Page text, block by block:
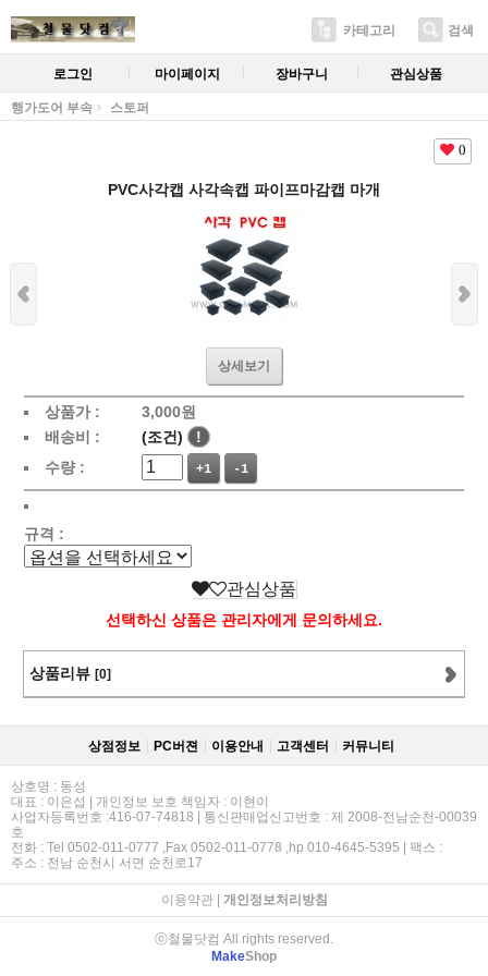
카테고리 검색
로그인 마이페이지 장바구니 관심상품
행가도어 부속 스토퍼
0
PVC사각캡 사각속캡 파이프마감캡 마개
상세보기
상품가 : 3,000원
배송비 :
(조건)
!
수량 :
+1 -1
규격 :
관심상품
선택하신 상품은 관리자에게 문의하세요.
상품리뷰 [0]
상점정보 PC버젼 이용안내 고객센터 커뮤니티
상호명 : 동성
대표 : 이은섭 | 개인정보 보호 책임자 : 이현이
사업자등록번호 :416-07-74818 | 통신판매업신고번호 : 제 2008-전남순천-00039
호
전화 : Tel 0502-011-0777 ,Fax 0502-011-0778 ,hp 010-4645-5395 | 팩스 :
주소 : 전남 순천시 서면 순천로17
이용약관| 개인정보처리방침
ⓒ철물닷컴 All rights reserved.
MakeShop